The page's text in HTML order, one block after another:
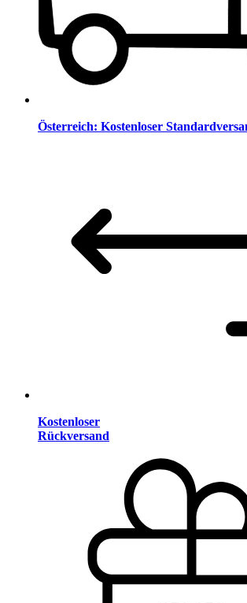
Österreich: Kostenloser
Kostenloser
Rückversand